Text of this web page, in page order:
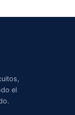
el